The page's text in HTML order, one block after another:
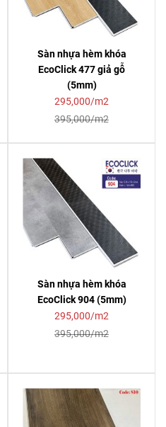
Sàn nhựa hèm khóa
EcoClick 477 giả gỗ
(5mm)
295,000/m2
395,000/m2
Sàn nhựa hèm khóa
EcoClick 904 (5mm)
295,000/m2
395,000/m2